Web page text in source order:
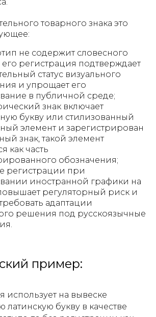
товарного знака это
не содержит словесного
его регистрация подтверждает
статус визуального
и упрощает его
в публичной среде;
знак включает
букву или стилизованный
элемент и зарегистрирован
знак, такой элемент
как часть
обозначения;
регистрации при
иностранной графики на
регуляторный риск и
адаптации
решения под русскоязычные
пример:
использует на вывеске
латинскую букву в качестве